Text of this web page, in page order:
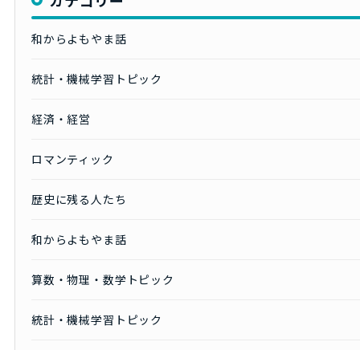
和からよもやま話
統計・機械学習トピック
経済・経営
ロマンティック
歴史に残る人たち
和からよもやま話
算数・物理・数学トピック
統計・機械学習トピック